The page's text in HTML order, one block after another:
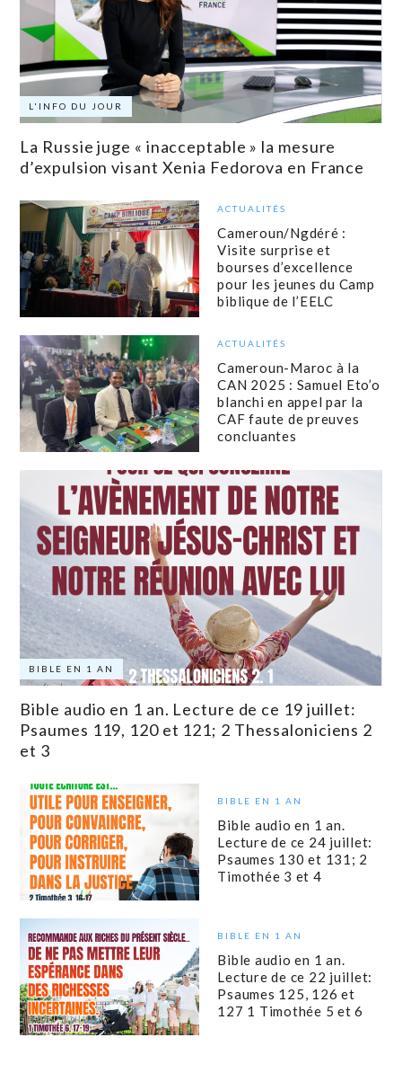
L'INFO DU JOUR
La Russie juge « inacceptable » la mesure
d’expulsion visant Xenia Fedorova en France
ACTUALITÉS
Cameroun/Ngdéré :
Visite surprise et
bourses d’excellence
pour les jeunes du Camp
biblique de l’EELC
ACTUALITÉS
Cameroun-Maroc à la
CAN 2025 : Samuel Eto’o
blanchi en appel par la
CAF faute de preuves
concluantes
BIBLE EN 1 AN
Bible audio en 1 an. Lecture de ce 19 juillet:
Psaumes 119, 120 et 121; 2 Thessaloniciens 2
et 3
BIBLE EN 1 AN
Bible audio en 1 an.
Lecture de ce 24 juillet:
Psaumes 130 et 131; 2
Timothée 3 et 4
BIBLE EN 1 AN
Bible audio en 1 an.
Lecture de ce 22 juillet:
Psaumes 125, 126 et
127 1 Timothée 5 et 6